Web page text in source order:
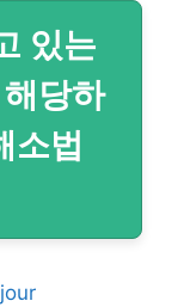
있는
당하
소법